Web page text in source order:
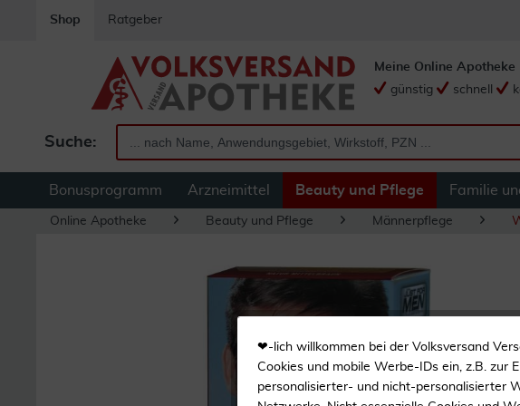
Shop Ratgeber
Suche:
Meine Online Apotheke
günstig
schnell
Bonusprogramm Arzneimittel Beauty und Pflege Familie
Online Apotheke Beauty und Pflege Männerpflege
❤-lich willkommen bei der Volksversand
Cookies und mobile Werbe-IDs ein, z.B. zur
personalisierter- und nicht-personalisierter